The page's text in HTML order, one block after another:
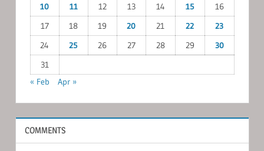
10
11 12 13 14 15
16
17
18 19 20 21 22
23
24
25 26 27 28 29
30
31
« Feb
Apr »
COMMENTS